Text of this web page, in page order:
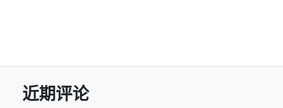
近期评论